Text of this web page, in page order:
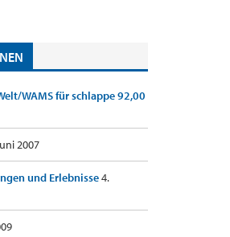
WAMS für schlappe 92,00
2007
und Erlebnisse4.